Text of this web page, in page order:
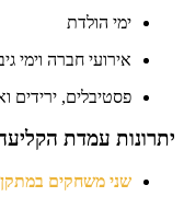
ימי הולדת
אירועי חברה וימי גיבוש
פסטיבלים, ירידים
עמדת הקליעה
שני משחקים במתקן